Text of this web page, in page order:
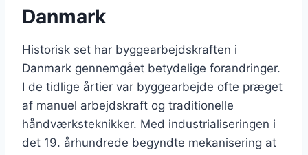
Danmark
Historisk set har byggearbejdskraften i
Danmark gennemgået betydelige forandringer.
I de tidlige årtier var byggearbejde ofte præget
af manuel arbejdskraft og traditionelle
håndværksteknikker. Med industrialiseringen i
det 19. århundrede begyndte mekanisering at